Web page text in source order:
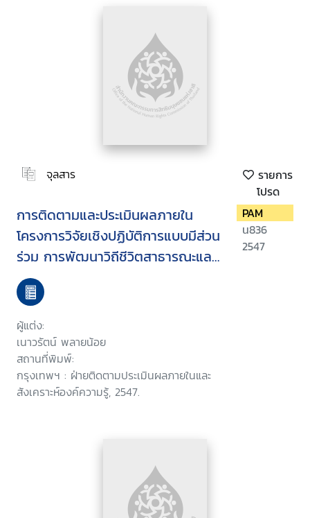
จุลสาร
รายการ
โปรด
การติดตามและประเมินผลภายใน
โครงการวิจัยเชิงปฏิบัติการแบบมีส่วน
ร่วม การพัฒนาวิถีชีวิตสาธารณะและ
ประชาคมที่เข้มแข็งเพื่อสร้างสรรค์
ท้องถิ่นที่น่าอยู่และยั่งยืน
ผู้แต่ง:
เนาวรัตน์ พลายน้อย
สถานที่พิมพ์:
กรุงเทพฯ : ฝ่ายติดตามประเมินผลภายในและ
สังเคราะห์องค์ความรู้, 2547.
PAM
น836
2547